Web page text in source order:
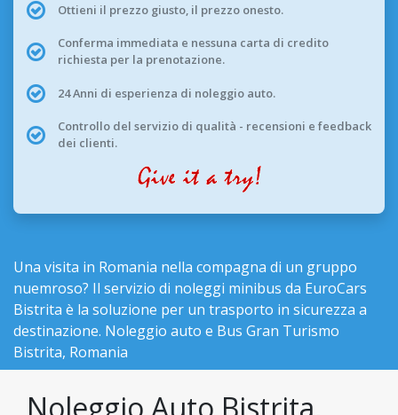
Ottieni il prezzo giusto, il prezzo onesto.
Conferma immediata e nessuna carta di credito
richiesta per la prenotazione.
24 Anni di esperienza di noleggio auto.
Controllo del servizio di qualità - recensioni e feedback
dei clienti.
Una visita in Romania nella compagna di un gruppo
nuemroso? Il servizio di noleggi minibus da EuroCars
Bistrita è la soluzione per un trasporto in sicurezza a
destinazione. Noleggio auto e Bus Gran Turismo
Bistrita, Romania